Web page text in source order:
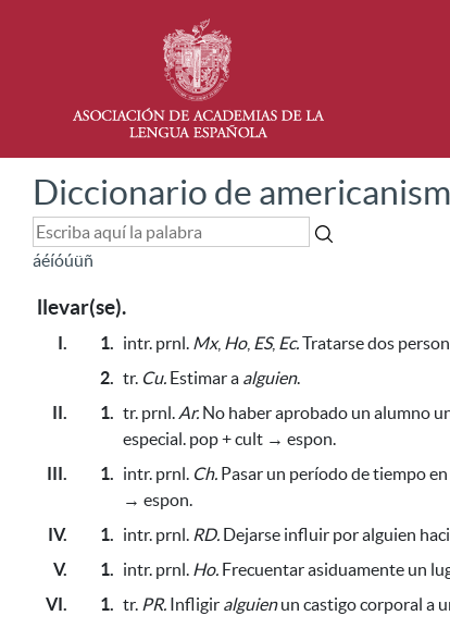
Diccionario de
áéíóúüñ
llevar(se).
I. 1. intr. prnl. Mx, Ho, ES, Ec.Tratarse dos
2. tr. Cu. Estimar a alguien.
II.
1. tr. prnl. Ar. No haber aprobado un alumno
especial. pop + cult → espon.
III.
1. intr. prnl. Ch. Pasar un período de tiempo
→ espon.
IV.
1. intr. prnl. RD. Dejarse influir por alguien
V.
1. intr. prnl. Ho. Frecuentar asiduamente un
VI.
1. tr. PR. Infligir alguienun castigo corporal a